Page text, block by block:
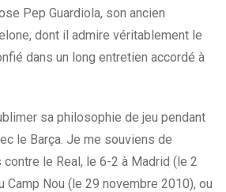
Pep Guardiola, son ancien
dont il admire véritablement le
dans un long entretien accordé à
sa philosophie de jeu pendant
le Barça. Je me souviens de
le Real, le 6-2 à Madrid (le 2
Camp Nou (le 29 novembre 2010), ou